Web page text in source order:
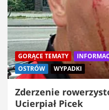
GORĄCE TEMATY
OSTRÓW
WYPADKI
Zderzenie
Ucierpiał Picek